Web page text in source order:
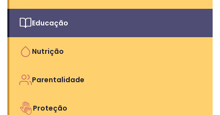
Educação
Nutrição
Parentalidade
Proteção